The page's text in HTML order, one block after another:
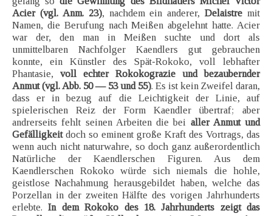
Acier (vgl. Anm. 23), nachdem ein anderer,Delaistre mit
Namen, die Berufung nach Meißen abgelehnt hatte. Acier
war der, den man in Meißen suchte und dort als
unmittelbaren Nachfolger Kaendlers gut gebrauchen
konnte, ein Künstler des Spät-Rokoko, voll lebhafter
Phantasie, voll echter Rokokograzie und bezaubernder
Anmut (vgl. Abb. 50 — 53 und 55). Es ist kein Zweifel daran,
dass er in bezug auf die Leichtigkeit der Linie, auf
spielerischen Reiz der Form Kaendler übertraf; aber
andrerseits fehlt seinen Arbeiten die bei aller Anmut und
Gefälligkeitdoch so eminent große Kraft des Vortrags, das
wenn auch nicht naturwahre, so doch ganz außerordentlich
Natürliche der Kaendlerschen Figuren. Aus dem
Kaendlerschen Rokoko würde sich niemals die hohle,
geistlose Nachahmung herausgebildet haben, welche das
Porzellan in der zweiten Hälfte des vorigen Jahrhunderts
erlebte.In dem Rokoko des 18. Jahrhunderts zeigt das